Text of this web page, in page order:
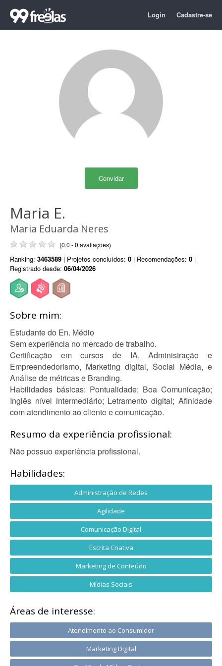
Login Cadastre-se
Convidar
Maria E.
Maria Eduarda Neres
(0.0 - 0 avaliações)
Ranking: 3463589 | Projetos concluídos: 0 | Recomendações: 0 |
Registrado desde: 06/04/2026
Sobre mim:
Estudante do En. Médio
Sem experiência no mercado de trabalho.
Certificação em cursos de IA, Administração e
Empreendedorismo, Marketing digital, Social Média, e
Análise de métricas e Branding.
Habilidades básicas: Pontualidade; Boa Comunicação;
Inglês nível intermediário; Letramento digital; Afinidade
com atendimento ao cliente e comunicação.
Resumo da experiência profissional:
Não possuo experiência profissional.
Habilidades:
Administração de Redes
Agilidade
Comunicação Digital
Escrita Criativa
Marketing de Conteúdo
Mídias Sociais
Áreas de interesse:
Atendimento ao Consumidor
Marketing Digital